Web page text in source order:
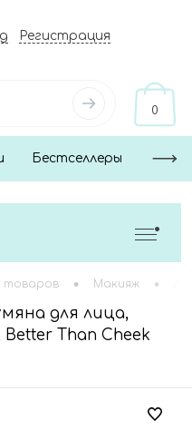
Регистрация
0
Бестселлеры
товаров • Макияж •
для лица,
Than Cheek